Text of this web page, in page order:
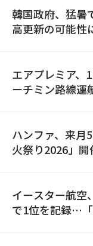
韓国政府、猛暑
高更新の可能性
エアプレミア、
ーチミン路線
ハンファ、来月
火祭り2026」
イースター航空
で1位を記録…「